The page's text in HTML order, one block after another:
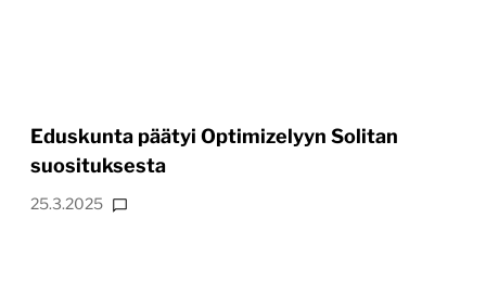
Eduskunta päätyi Optimizelyyn Solitan
suosituksesta
25.3.2025